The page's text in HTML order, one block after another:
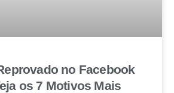
no Facebook
os 7 Motivos Mais